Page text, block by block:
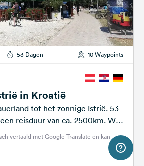
53 Dagen 10 Waypoints
in Kroatië
tot het zonnige Istrië. 53
reisduur van ca. 2500km. We
Savudrija...
vertaald met Google Translate en kan